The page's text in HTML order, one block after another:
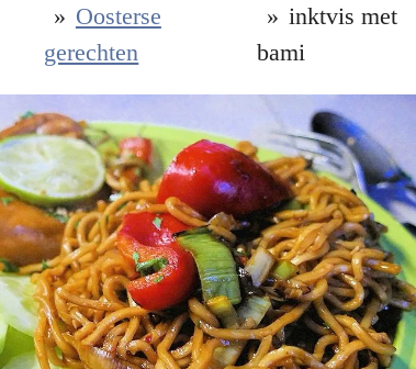
» Oosterse
gerechten
» inktvis met
bami